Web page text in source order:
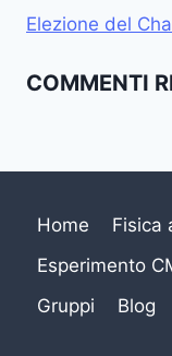
Elezione del
COMMENTI
Home
Fisica
Esperimento
Gruppi
Blog